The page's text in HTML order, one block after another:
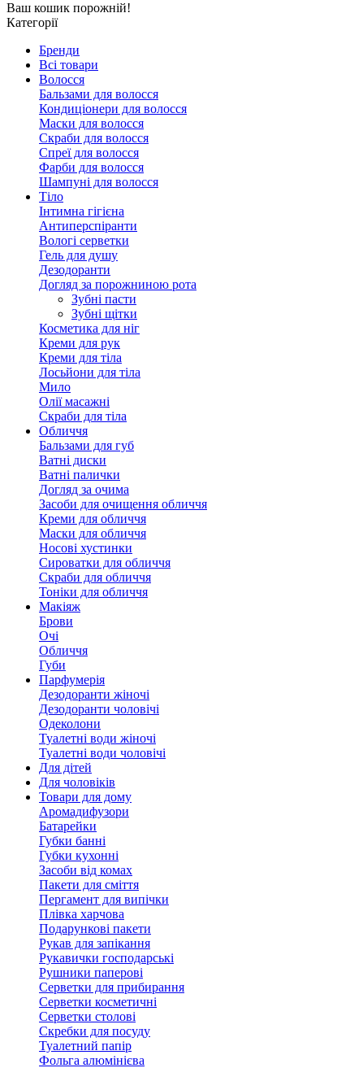
Ваш кошик порожній!
Категорії
Бренди
Всі товари
Волосся
Бальзами для волосся
Кондиціонери для волосся
Маски для волосся
Скраби для волосся
Спреї для волосся
Фарби для волосся
Шампуні для волосся
Тіло
Інтимна гігієна
Антиперспіранти
Вологі серветки
Гель для душу
Дезодоранти
Догляд за порожниною рота
Зубні пасти
Зубні щітки
Косметика для ніг
Креми для рук
Креми для тіла
Лосьйони для тіла
Мило
Олії масажні
Скраби для тіла
Обличчя
Бальзами для губ
Ватні диски
Ватні палички
Догляд за очима
Засоби для очищення обличчя
Креми для обличчя
Маски для обличчя
Носові хустинки
Сироватки для обличчя
Скраби для обличчя
Тоніки для обличчя
Макіяж
Брови
Очі
Обличчя
Губи
Парфумерія
Дезодоранти жіночі
Дезодоранти чоловічі
Одеколони
Туалетні води жіночі
Туалетні води чоловічі
Для дітей
Для чоловіків
Товари для дому
Аромадифузори
Батарейки
Губки банні
Губки кухонні
Засоби від комах
Пакети для сміття
Пергамент для випічки
Плівка харчова
Подарункові пакети
Рукав для запікання
Рукавички господарські
Рушники паперові
Серветки для прибирання
Серветки косметичні
Серветки столові
Скребки для посуду
Туалетний папір
Фольга алюмінієва